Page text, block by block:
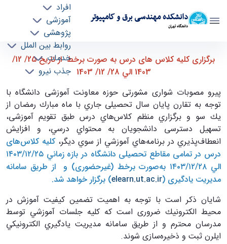
دانشکده مهندسی برق و کامپیوتر
دانشگاه تهران
افراد
آموزشی
پژوهشی
روابط بین الملل
خدمات
جذب نیرو
برگزاري كليه كلاس های درس به صورت برخط از
تاريخ 25/ 12/ 1403 الي 28/ 12/ 1403 - ece-
دانشکده مهندسی برق و کامپیوتر
برگزاری كليه كلاس های درس به صورت برخط از تاريخ 25/ 12/
1403 الي 28/ 12/ 1403
پيرو مصوبات شواری مشورتی حوزه معاونت آموزشی دانشگاه با
توجه به تقارن پايان سال تحصيلی جاري با ماه مبارك رمضان از
يك سو و برگزاري منظم كلاس‌هاي درس طبق تقويم آموزشی،
تسهيل دسترسی دانشجويان به محتواي درسي، و افزايش
انعطاف‌پذيري در برنامه‌هاي آموزشي از سوي ديگر، كليه كلاس‌های
درس در تمامی مقاطع تحصيلی دانشگاه در بازه زماني ۲۵/‏۱۲/‏۱۴۰۳
الي ۲۸/‏۱۲/‏۱۴۰۳ به‌صورت برخط (غيرحضوری) و از طريق سامانه
مديريت يادگيری (elearn.ut.ac.ir) برگزار خواهد شد.
شايان ذكر است با توجه به اهميت تضمين كيفيت آموزش در
محيط الكترونيك ضروری است كه كليه جلسات آموزشي توسط
مدرسان محترم و از طريق سامانه مديريت يادگيري الكترونيكي
ايلرن ثبت و ذخيره‌سازی شوند.